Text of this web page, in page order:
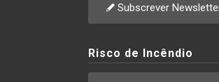
Subscrever
Risco de Incêndio